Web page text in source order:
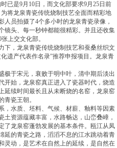
是9月10日，而文化部要求9月25日前
将龙泉青瓷传统烧制技艺全面而精彩地
员拍摄了4个多小时的龙泉青瓷录像，
镜头、每一秒钟都能很精彩。并且还收集
上交文化部。
，龙泉青瓷传统烧制技艺和蚕桑丝织文
遗产代表作名录”推荐申报项目。龙泉青
于宋元，衰败于明中叶，清中期后淡出
开始，龙泉窑真正进入了瓷器时代，烧造
延续时间最长且从未断烧的名窑，龙泉窑
青瓷王朝。
水质、坯料、气候、材薪、釉料等因素
资源蕴藏丰富，水路畅达，山峦叠嶂，
了龙泉窑蓬勃发展的基本条件。瓯江从凤
延的青瓷之路，滔滔不息的江水跳动着青
灵动，是艺术在自然上的延续，是自然在